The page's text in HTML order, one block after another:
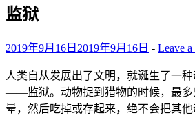
监狱
2019年9月16日 2019年9月16日 - Leave
人类自从发展出了文明，就诞生了一
——监狱。动物捉到猎物的时候，最多
晕，然后吃掉或存起来，绝不会把其他